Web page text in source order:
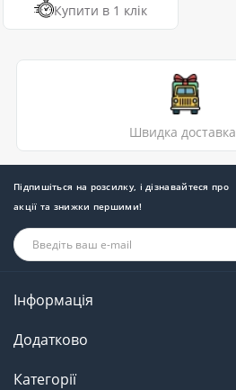
Купити в 1 клік
Швидка доставка
Підпишіться на розсилку, і дізнавайтеся про
акції та знижки першими!
Інформація
Додатково
Категорії